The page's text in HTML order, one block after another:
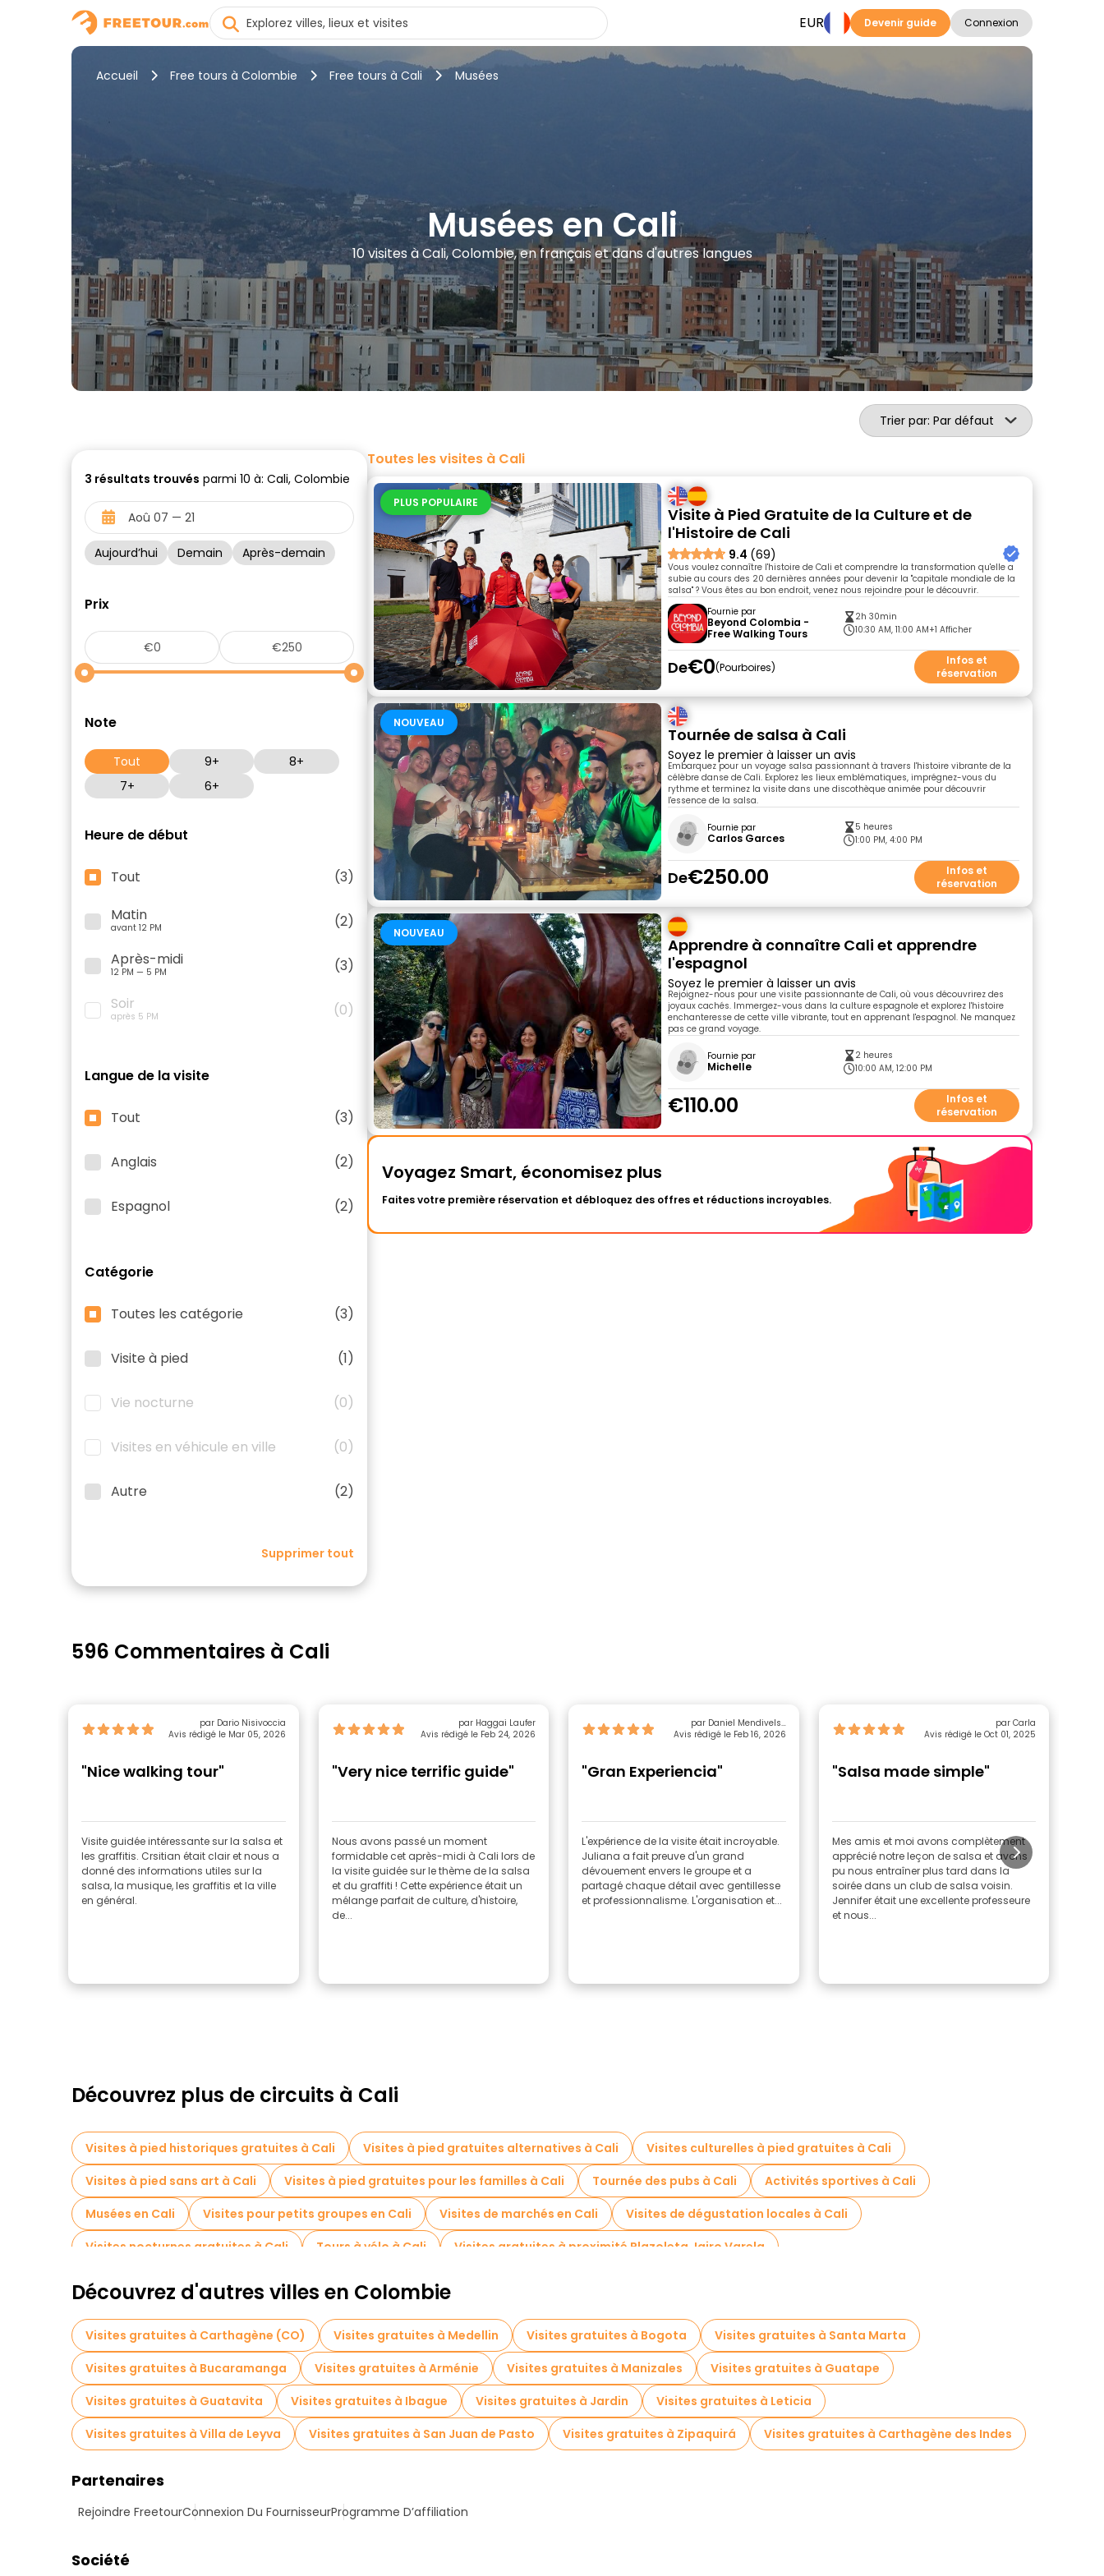
EUR Devenir guide Connexion
Accueil Free tours à Colombie Free tours à Cali Musées
Musées en Cali
10 visites à Cali, Colombie, en français et dans d'autres langues
Trier par: Par défaut
3 résultats trouvés parmi 10 à: Cali, Colombie
Aujourd’hui Demain Après-demain
Prix
Note
Tout 9+
8+
7+
6+
Heure de début
Tout
(3)
Matin
avant 12 PM
(2)
Après-midi
12 PM — 5 PM
(3)
Soir
après 5 PM (0)
Langue de la visite
Tout (3)
Anglais (2)
Espagnol (2)
Catégorie
Toutes les catégorie (3)
Visite à pied (1)
Vie nocturne (0)
Visites en véhicule en ville (0)
Autre (2)
Supprimer tout
Toutes les visites à Cali
PLUS POPULAIRE
Visite à Pied Gratuite de la Culture et de
l'Histoire de Cali
9.4 (69)
Vous voulez connaître l'histoire de Cali et comprendre la transformation qu'elle a
subie au cours des 20 dernières années pour devenir la "capitale mondiale de la
salsa" ? Vous êtes au bon endroit, venez nous rejoindre pour le découvrir.
Fournie par
Beyond Colombia -
Free Walking Tours
2h 30min
10:30 AM, 11:00 AM+1 Afficher
De€0 Pourboires
Infos et
réservation
NOUVEAU
Tournée de salsa à Cali
Soyez le premier à laisser un avis
Embarquez pour un voyage salsa passionnant à travers l'histoire vibrante de la
célèbre danse de Cali. Explorez les lieux emblématiques, imprégnez-vous du
rythme et terminez la visite dans une discothèque animée pour découvrir
l'essence de la salsa.
Fournie par
Carlos Garces
5 heures
1:00 PM, 4:00 PM
De€250.00
Infos et
réservation
NOUVEAU
Apprendre à connaître Cali et apprendre
l'espagnol
Soyez le premier à laisser un avis
Rejoignez-nous pour une visite passionnante de Cali, où vous découvrirez des
joyaux cachés. Immergez-vous dans la culture espagnole et explorez l'histoire
enchanteresse de cette ville vibrante, tout en apprenant l'espagnol. Ne manquez
pas ce grand voyage.
Fournie par
Michelle
2 heures
10:00 AM, 12:00 PM
€110.00
Infos et
réservation
Voyagez Smart, économisez plus
Faites votre première réservation et débloquez des offres et réductions incroyables.
596 Commentaires à Cali
par Dario Nisivoccia
Avis rédigé le Mar 05, 2026
"Nice walking tour"
Visite guidée intéressante sur la salsa et
les graffitis. Crsitian était clair et nous a
donné des informations utiles sur la
salsa, la musique, les graffitis et la ville
en général.
par Haggai Laufer
Avis rédigé le Feb 24, 2026
"Very nice terrific guide"
Nous avons passé un moment
formidable cet après-midi à Cali lors de
la visite guidée sur le thème de la salsa
et du graffiti ! Cette expérience était un
mélange parfait de culture, d'histoire,
de...
par Daniel Mendivelso
Mendivelso
Avis rédigé le Feb 16, 2026
"Gran Experiencia"
L'expérience de la visite était incroyable.
Juliana a fait preuve d'un grand
dévouement envers le groupe et a
partagé chaque détail avec gentillesse
et professionnalisme. L'organisation et...
par Carla
Avis rédigé le Oct 01, 2025
"Salsa made simple"
Mes amis et moi avons complètement
apprécié notre leçon de salsa et avons
pu nous entraîner plus tard dans la
soirée dans un club de salsa voisin.
Jennifer était une excellente professeure
et nous...
Découvrez plus de circuits à Cali
Visites à pied historiques gratuites à Cali Visites à pied gratuites alternatives à Cali
Visites culturelles à pied gratuites à Cali
Visites à pied sans art à Cali
Visites à pied gratuites pour les familles à Cali Tournée des pubs à Cali
Activités sportives à Cali
Musées en Cali
Visites pour petits groupes en Cali Visites de marchés en Cali
Visites de dégustation locales à Cali
Visites nocturnes gratuites à Cali
Tours à vélo à Cali Visites gratuites à proximité Plazoleta Jairo Varela
Découvrez d'autres villes en Colombie
Visites gratuites à Carthagène (CO) Visites gratuites à Medellin Visites gratuites à Bogota
Visites gratuites à Santa Marta
Visites gratuites à Bucaramanga
Visites gratuites à Arménie Visites gratuites à Manizales
Visites gratuites à Guatape
Visites gratuites à Guatavita
Visites gratuites à Ibague Visites gratuites à Jardin
Visites gratuites à Leticia
Visites gratuites à Villa de Leyva
Visites gratuites à San Juan de Pasto Visites gratuites à Zipaquirá Visites gratuites à Carthagène des Indes
Partenaires
Rejoindre FreetourConnexion Du FournisseurProgramme D’affiliation
Société